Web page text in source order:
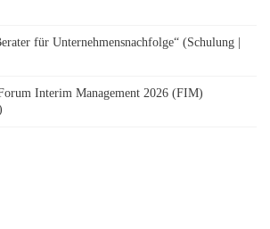
für Unternehmensnachfolge“ (Schulung |
Interim Management 2026 (FIM)